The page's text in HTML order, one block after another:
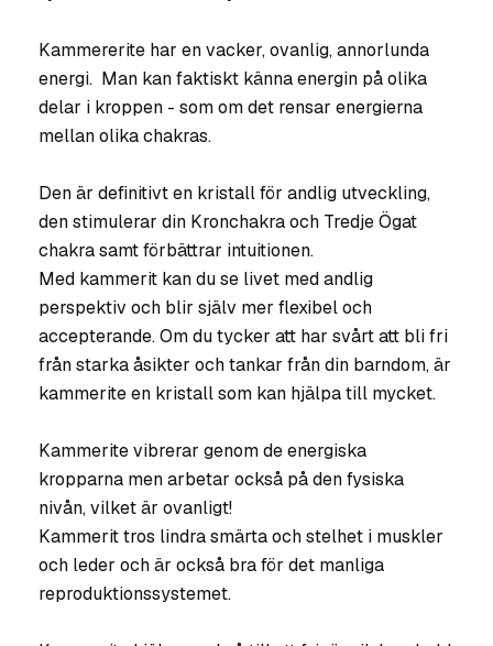
Kammererite har en vacker, ovanlig, annorlunda
energi. Man kan faktiskt känna energin på olika
delar i kroppen - som om det rensar energierna
mellan olika chakras.
Den är definitivt en kristall för andlig utveckling,
den stimulerar din Kronchakra och Tredje Ögat
chakra samt förbättrar intuitionen.
Med kammerit kan du se livet med andlig
perspektiv och blir själv mer flexibel och
accepterande. Om du tycker att har svårt att bli fri
från starka åsikter och tankar från din barndom, är
kammerite en kristall som kan hjälpa till mycket.
Kammerite vibrerar genom de energiska
kropparna men arbetar också på den fysiska
nivån, vilket är ovanligt!
Kammerit tros lindra smärta och stelhet i muskler
och leder och är också bra för det manliga
reproduktionssystemet.